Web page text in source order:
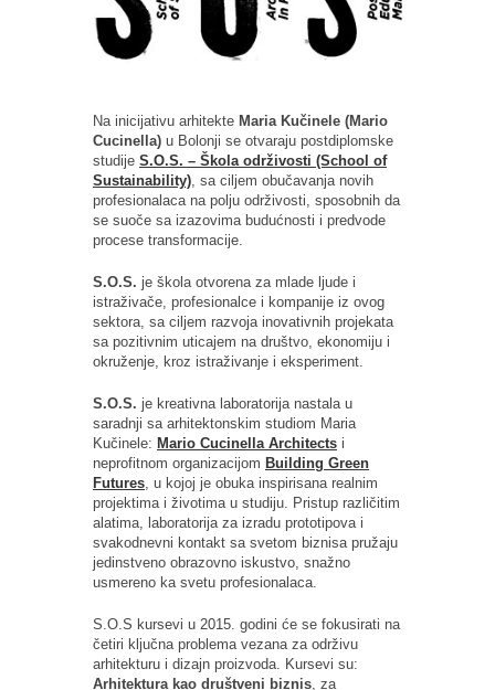
Na inicijativu arhitekte Maria Kučinele (Mario
Cucinella) u Bolonji se otvaraju postdiplomske
studije S.O.S. – Škola održivosti (School of
Sustainability), sa ciljem obučavanja novih
profesionalaca na polju održivosti, sposobnih da
se suoče sa izazovima budućnosti i predvode
procese transformacije.
S.O.S. je škola otvorena za mlade ljude i
istraživače, profesionalce i kompanije iz ovog
sektora, sa ciljem razvoja inovativnih projekata
sa pozitivnim uticajem na društvo, ekonomiju i
okruženje, kroz istraživanje i eksperiment.
S.O.S. je kreativna laboratorija nastala u
saradnji sa arhitektonskim studiom Maria
Kučinele: Mario Cucinella Architects i
neprofitnom organizacijom Building Green
Futures, u kojoj je obuka inspirisana realnim
projektima i životima u studiju. Pristup različitim
alatima, laboratorija za izradu prototipova i
svakodnevni kontakt sa svetom biznisa pružaju
jedinstveno obrazovno iskustvo, snažno
usmereno ka svetu profesionalaca.
S.O.S kursevi u 2015. godini će se fokusirati na
četiri ključna problema vezana za održivu
arhitekturu i dizajn proizvoda. Kursevi su:
Arhitektura kao društveni biznis, za